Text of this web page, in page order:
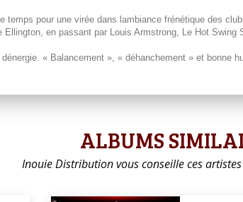
temps pour une virée dans lambiance frénétique des
en passant par Louis Armstrong, Le Hot
« Balancement », « déhanchement » et bonne
ALBUMS
Inouie Distribution vous conseille ces